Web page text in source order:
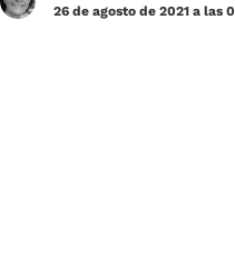
26 de agosto de 2021 a las